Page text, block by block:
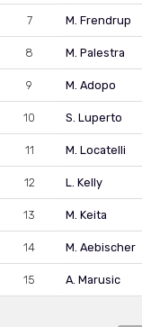
7 M. Frendrup
8 M. Palestra
9 M. Adopo
10 S. Luperto
11 M. Locatelli
12 L. Kelly
13 M. Keita
14 M. Aebischer
15 A. Marusic